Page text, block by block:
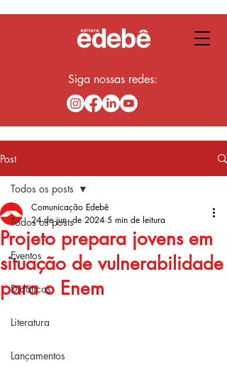
Siga nossas redes:
Post
Todos os posts
Eventos
Didáticos
Literatura
Lançamentos
Todos os posts
Projeto prepara jovens em
situação de vulnerabilidade
para o Enem
Comunicação Edebê
24 de jun. de 2024 5 min de leitura